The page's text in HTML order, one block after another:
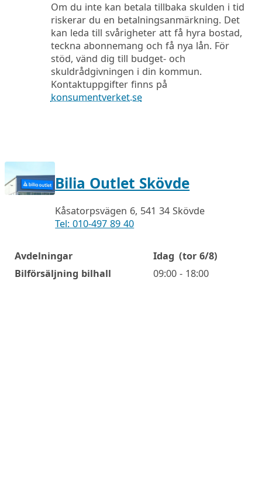
Om du inte kan betala tillbaka skulden i tid
riskerar du en betalningsanmärkning. Det
kan leda till svårigheter att få hyra bostad,
teckna abonnemang och få nya lån. För
stöd, vänd dig till budget- och
skuldrådgivningen i din kommun.
Kontaktuppgifter finns på
konsumentverket.se
Bilia Outlet Skövde
Kåsatorpsvägen 6, 541 34 Skövde
Tel: 010-497 89 40
Öppettider
Avdelningar Idag (tor 6/8)
Bilförsäljning bilhall
09:00 - 18:00